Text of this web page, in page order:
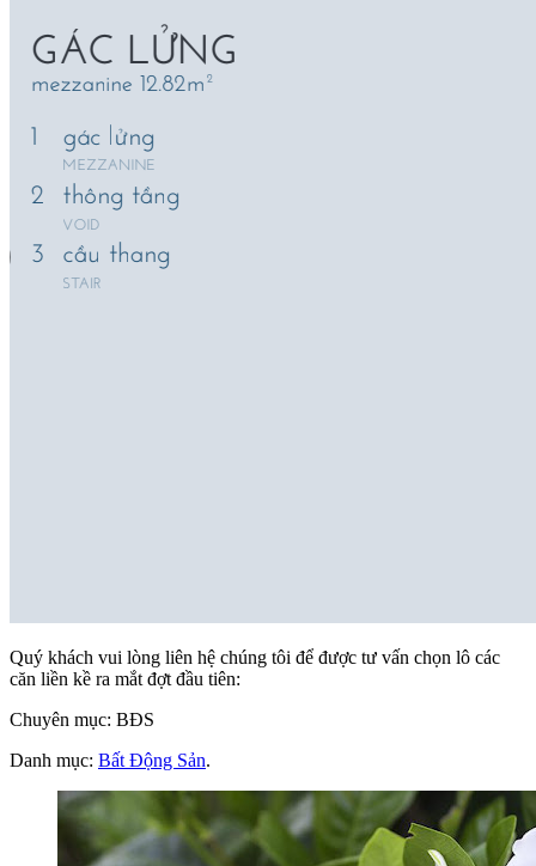
Quý khách vui lòng liên hệ chúng tôi để được tư vấn chọn lô các
căn liền kề ra mắt đợt đầu tiên:
Chuyên mục: BĐS
Danh mục: Bất Động Sản.